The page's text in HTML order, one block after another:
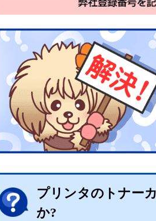
プリンタのトナー
か?